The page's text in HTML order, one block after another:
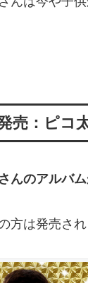
売：ピコ
んのアルバ
方は発売さ